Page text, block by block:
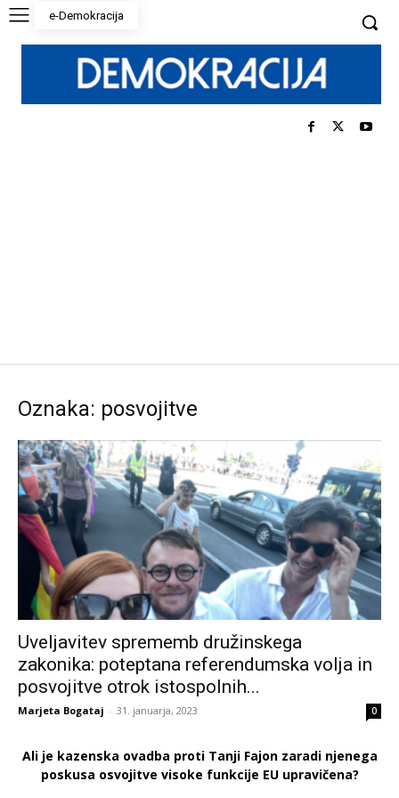
e-Demokracija
Oznaka: posvojitve
Uveljavitev sprememb družinskega
zakonika: poteptana referendumska volja in
posvojitve otrok istospolnih...
Marjeta Bogataj - 31. januarja, 2023 0
Ali je kazenska ovadba proti Tanji Fajon zaradi njenega
poskusa osvojitve visoke funkcije EU upravičena?